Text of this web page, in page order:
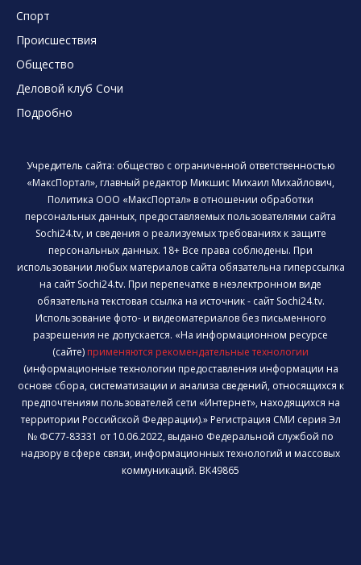
Спорт
Происшествия
Общество
Деловой клуб Сочи
Подробно
Учредитель сайта: общество с ограниченной ответственностью
«МаксПортал», главный редактор Микшис Михаил Михайлович,
Политика ООО «МаксПортал» в отношении обработки
персональных данных, предоставляемых пользователями сайта
Sochi24.tv, и сведения о реализуемых требованиях к защите
персональных данных. 18+ Все права соблюдены. При
использовании любых материалов сайта обязательна гиперссылка
на сайт Sochi24.tv. При перепечатке в неэлектронном виде
обязательна текстовая ссылка на источник - сайт Sochi24.tv.
Использование фото- и видеоматериалов без письменного
разрешения не допускается. «На информационном ресурсе
(сайте) применяются рекомендательные технологии
(информационные технологии предоставления информации на
основе сбора, систематизации и анализа сведений, относящихся к
предпочтениям пользователей сети «Интернет», находящихся на
территории Российской Федерации).» Регистрация СМИ серия Эл
№ ФС77-83331 от 10.06.2022, выдано Федеральной службой по
надзору в сфере связи, информационных технологий и массовых
коммуникаций. ВК49865